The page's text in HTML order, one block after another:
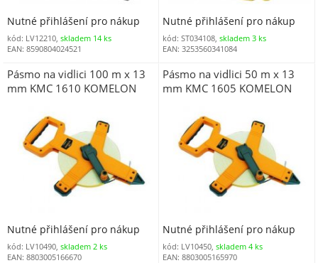
Nutné přihlášení pro nákup
kód: LV12210, skladem 14 ks
EAN: 8590804024521
Nutné přihlášení pro nákup
kód: ST034108,skladem 3 ks
EAN: 3253560341084
Pásmo na vidlici 100 m x 13
mm KMC 1610 KOMELON
Nutné přihlášení pro nákup
kód: LV10490, skladem 2 ks
EAN: 8803005166670
Pásmo na vidlici 50 m x 13
mm KMC 1605 KOMELON
Nutné přihlášení pro nákup
kód: LV10450,skladem 4 ks
EAN: 8803005165970